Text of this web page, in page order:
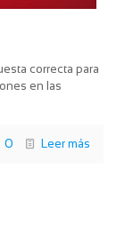
correcta para
en las
0 Leer más